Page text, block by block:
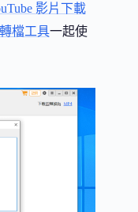
影片下載
檔工具一起使